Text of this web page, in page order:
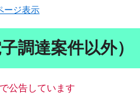
ージ表示
調達案件以外）
で公告しています